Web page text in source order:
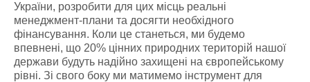
України, розробити для цих місць реальні
менеджмент-плани та досягти необхідного
фінансування. Коли це станеться, ми будемо
впевнені, що 20% цінних природних територій нашої
держави будуть надійно захищені на європейському
рівні. Зі свого боку ми матимемо інструмент для